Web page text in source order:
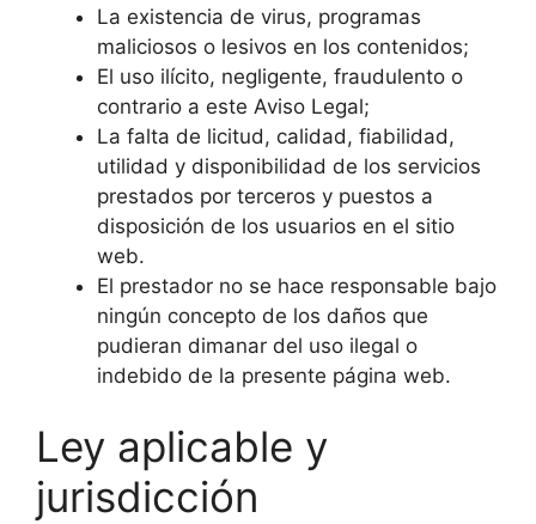
La existencia de virus, programas
maliciosos o lesivos en los contenidos;
El uso ilícito, negligente, fraudulento o
contrario a este Aviso Legal;
La falta de licitud, calidad, fiabilidad,
utilidad y disponibilidad de los servicios
prestados por terceros y puestos a
disposición de los usuarios en el sitio
web.
El prestador no se hace responsable bajo
ningún concepto de los daños que
pudieran dimanar del uso ilegal o
indebido de la presente página web.
Ley aplicable y
jurisdicción